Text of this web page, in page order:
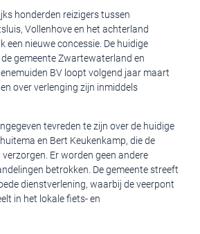
honderden reizigers tussen
Vollenhove en het achterland
een nieuwe concessie. De huidige
gemeente Zwartewaterland en
BV loopt volgend jaar maart
over verlenging zijn inmiddels
tevreden te zijn over de huidige
en Bert Keukenkamp, die de
Er worden geen andere
betrokken. De gemeente streeft
dienstverlening, waarbij de veerpont
in het lokale fiets- en